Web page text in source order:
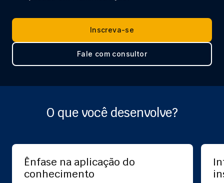
Fale com consultor
Inscreva-se
O que você desenvolve?
Ênfase na aplicação do
conhecimento